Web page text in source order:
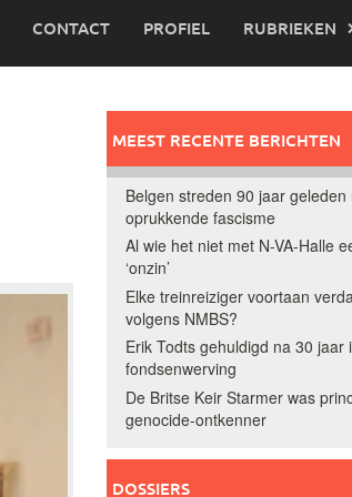
CONTACT PROFIEL RUBRIEKEN
MEEST RECENTE BERICHTEN
Belgen streden 90 jaar
oprukkende fascisme
Al wie het niet met N-VA-Halle
‘onzin’
Elke treinreiziger voortaan
volgens NMBS?
Erik Todts gehuldigd na 30 jaar
fondsenwerving
De Britse Keir Starmer was
genocide-ontkenner
DOSSIERS